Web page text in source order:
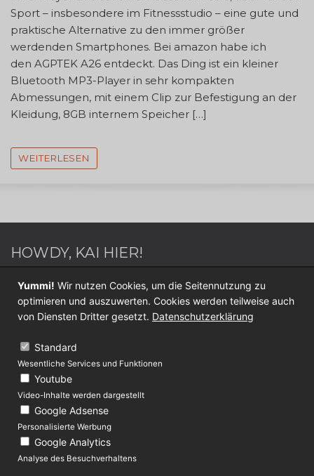
Sport – insbesondere im Fitnessstudio – eine gute und
praktische Alternative zu den immer größer
werdenden Smartphones. Bei amazon habe ich
den AGPTEK A26 entdeckt. Das Ding ist ein kleiner
Bluetooth MP3-Player in sehr kompakten
Abmessungen, mit einem Clip zur Befestigung an der
Kleidung, 8GB internem Speicher […]
WEITERLESEN
HOWDY, KAI HIER!
Webdesigner / Webentwickler - Blogger - Switch
Sportler - Internet Nerd - Medien Junkie -
Werderaner - Papa.
Folge mir jetzt auf
KONTAKT
Über Lolliblog
Datenschutz
Impressum
Yummi! Wir nutzen Cookies, um die Seitennutzung zu
optimieren und auszuwerten. Cookies werden teilweise auch
von Diensten Dritter gesetzt. Datenschutzerklärung
Standard
Wesentliche Services und Funktionen
Youtube
Video-Inhalte werden dargestellt
Google Adsense
Personalisierte Werbung
Google Analytics
Analyse des Besuchverhaltens